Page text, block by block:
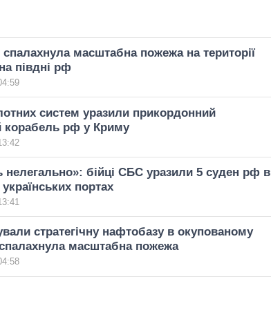
спалахнула масштабна пожежа на території
півдні рф
систем уразили прикордонний
корабель рф у Криму
нелегально»: бійці СБС уразили 5 суден рф в
портах
стратегічну нафтобазу в окупованому
масштабна пожежа